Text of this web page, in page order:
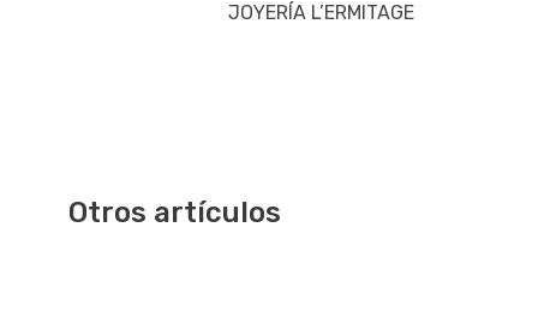
JOYERÍA L’ERMITAGE
Otros artículos